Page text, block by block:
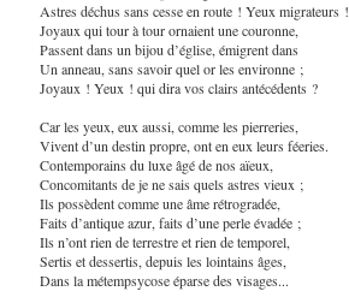
Astres déchus sans cesse en route ! Yeux migrateurs !
Joyaux qui tour à tour ornaient une couronne,
Passent dans un bijou d’église, émigrent dans
Un anneau, sans savoir quel or les environne ;
Joyaux ! Yeux ! qui dira vos clairs antécédents ?
Car les yeux, eux aussi, comme les pierreries,
Vivent d’un destin propre, ont en eux leurs féeries.
Contemporains du luxe âgé de nos aïeux,
Concomitants de je ne sais quels astres vieux ;
Ils possèdent comme une âme rétrogradée,
Faits d’antique azur, faits d’une perle évadée ;
Ils n’ont rien de terrestre et rien de temporel,
Sertis et dessertis, depuis les lointains âges,
Dans la métempsycose éparse des visages...